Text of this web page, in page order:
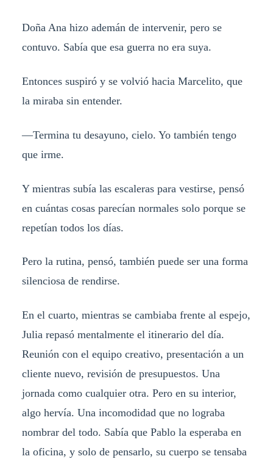
Doña Ana hizo ademán de intervenir, pero se
contuvo. Sabía que esa guerra no era suya.
Entonces suspiró y se volvió hacia Marcelito, que
la miraba sin entender.
—Termina tu desayuno, cielo. Yo también tengo
que irme.
Y mientras subía las escaleras para vestirse, pensó
en cuántas cosas parecían normales solo porque se
repetían todos los días.
Pero la rutina, pensó, también puede ser una forma
silenciosa de rendirse.
En el cuarto, mientras se cambiaba frente al espejo,
Julia repasó mentalmente el itinerario del día.
Reunión con el equipo creativo, presentación a un
cliente nuevo, revisión de presupuestos. Una
jornada como cualquier otra. Pero en su interior,
algo hervía. Una incomodidad que no lograba
nombrar del todo. Sabía que Pablo la esperaba en
la oficina, y solo de pensarlo, su cuerpo se tensaba